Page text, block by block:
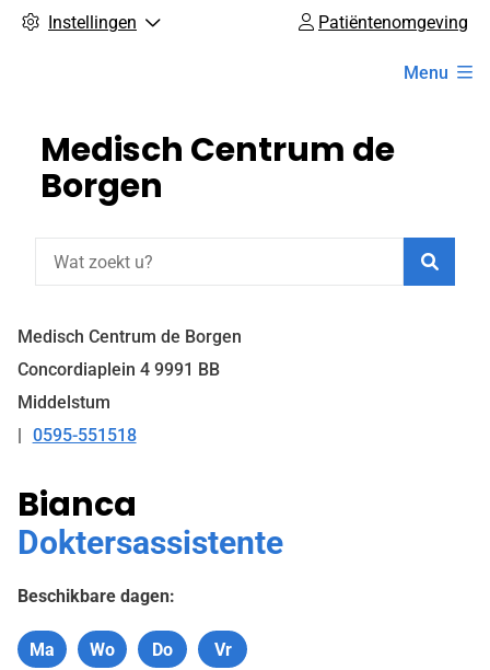
Instellingen Patiëntenomgeving
Menu
Medisch Centrum de
Borgen
Medisch Centrum de Borgen
Concordiaplein 4 9991 BB
Middelstum
Tel:
0595-551518
Bianca
Doktersassistente
Beschikbare dagen:
Maandag
Ma Woensdag
Wo Donderdag
Do Vrijdag
Vr